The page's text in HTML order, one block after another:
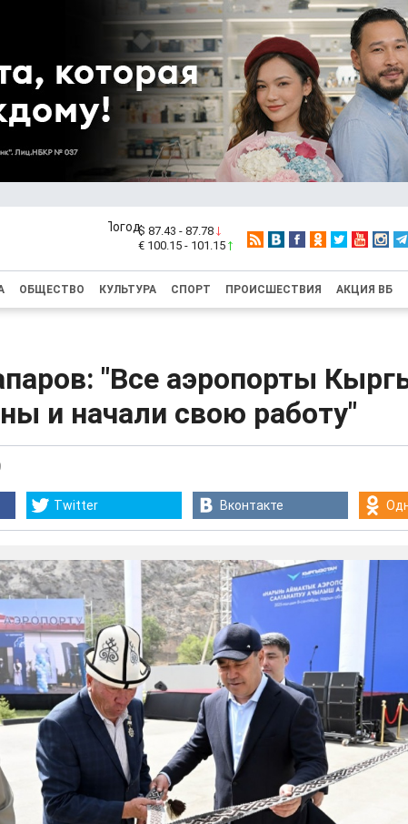
$ 87.43 - 87.78
€ 100.15 - 101.15
ОБЩЕСТВО КУЛЬТУРА СПОРТ ПРОИСШЕСТВИЯ АКЦИЯ ВБ
"Все аэропорты
и начали свою работу"
Twitter Вконтакте